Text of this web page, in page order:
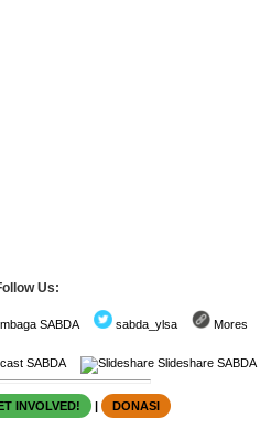
Us:
SABDA sabda_ylsa Mores
SABDA Slideshare SABDA
INVOLVED! | DONASI